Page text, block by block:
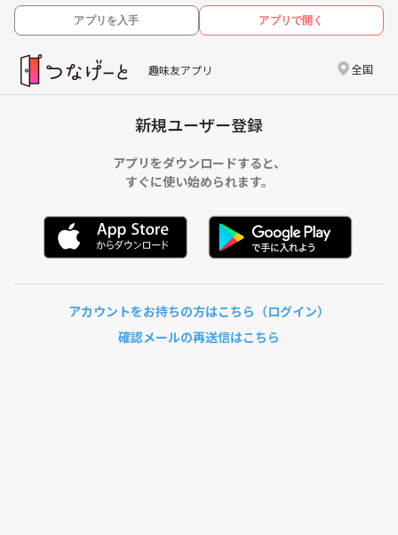
アプリを入手 アプリで開く
趣味友アプリ 全国
新規ユーザー登録
アプリをダウンロードすると、
すぐに使い始められます。
アカウントをお持ちの方はこちら（ログイン）
確認メールの再送信はこちら